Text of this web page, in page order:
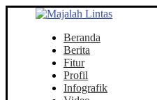
Beranda
Berita
Fitur
Profil
Infografik